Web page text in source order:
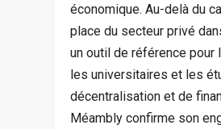
économique. Au-delà du
place du secteur privé
un outil de référence
les universitaires et les
décentralisation et de
Méambly confirme son